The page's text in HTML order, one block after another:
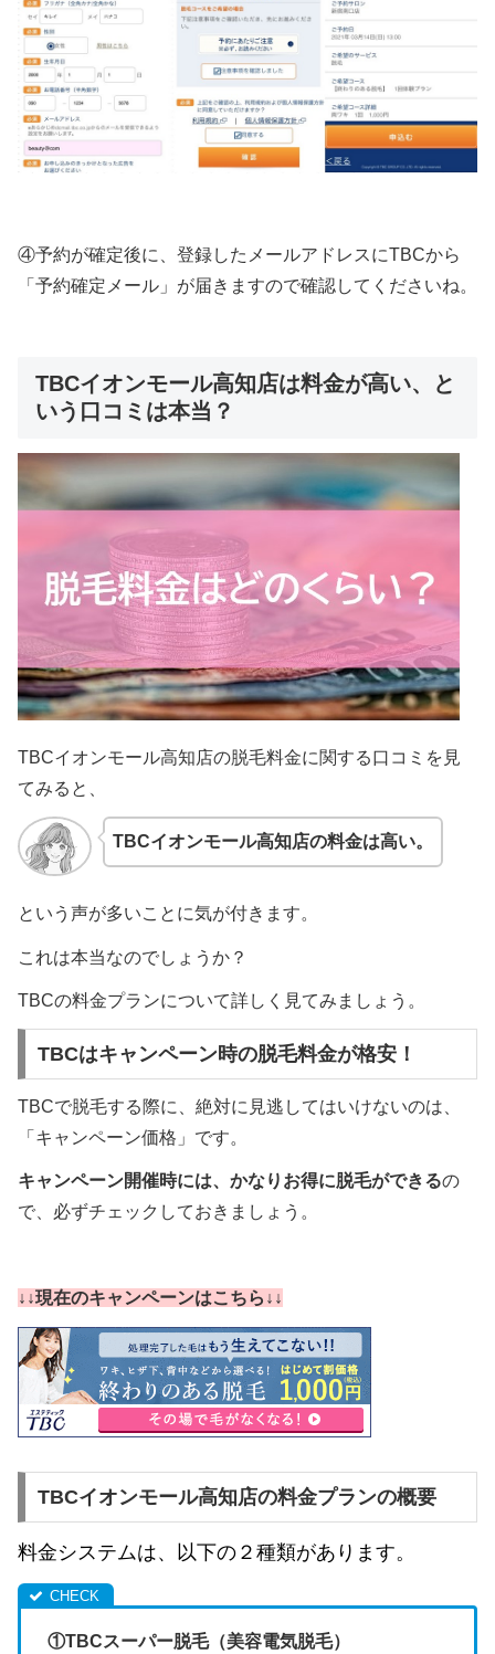
④予約が確定後に、登録したメールアドレスにTBCから
「予約確定メール」が届きますので確認してくださいね。
TBCイオンモール高知店は料金が高い、と
いう口コミは本当？
TBCイオンモール高知店の脱毛料金に関する口コミを見
てみると、
TBCイオンモール高知店の料金は高い。
という声が多いことに気が付きます。
これは本当なのでしょうか？
TBCの料金プランについて詳しく見てみましょう。
TBCはキャンペーン時の脱毛料金が格安！
TBCで脱毛する際に、絶対に見逃してはいけないのは、
「キャンペーン価格」です。
キャンペーン開催時には、かなりお得に脱毛ができるの
で、必ずチェックしておきましょう。
↓↓現在のキャンペーンはこちら↓↓
TBCイオンモール高知店の料金プランの概要
料金システムは、以下の２種類があります。
①TBCスーパー脱毛（美容電気脱毛）